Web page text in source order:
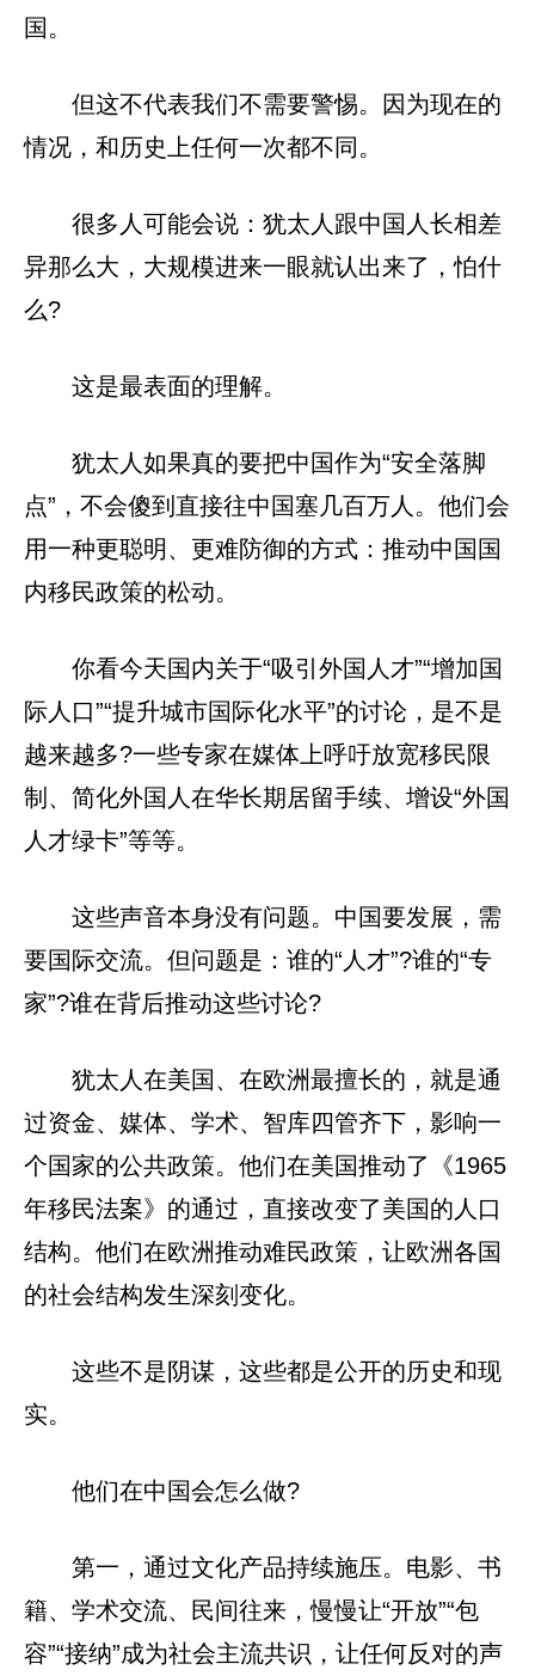
国。
但这不代表我们不需要警惕。因为现在的
情况，和历史上任何一次都不同。
很多人可能会说：犹太人跟中国人长相差
异那么大，大规模进来一眼就认出来了，怕什
么?
这是最表面的理解。
犹太人如果真的要把中国作为“安全落脚
点”，不会傻到直接往中国塞几百万人。他们会
用一种更聪明、更难防御的方式：推动中国国
内移民政策的松动。
你看今天国内关于“吸引外国人才”“增加国
际人口”“提升城市国际化水平”的讨论，是不是
越来越多?一些专家在媒体上呼吁放宽移民限
制、简化外国人在华长期居留手续、增设“外国
人才绿卡”等等。
这些声音本身没有问题。中国要发展，需
要国际交流。但问题是：谁的“人才”?谁的“专
家”?谁在背后推动这些讨论?
犹太人在美国、在欧洲最擅长的，就是通
过资金、媒体、学术、智库四管齐下，影响一
个国家的公共政策。他们在美国推动了《1965
年移民法案》的通过，直接改变了美国的人口
结构。他们在欧洲推动难民政策，让欧洲各国
的社会结构发生深刻变化。
这些不是阴谋，这些都是公开的历史和现
实。
他们在中国会怎么做?
第一，通过文化产品持续施压。电影、书
籍、学术交流、民间往来，慢慢让“开放”“包
容”“接纳”成为社会主流共识，让任何反对的声